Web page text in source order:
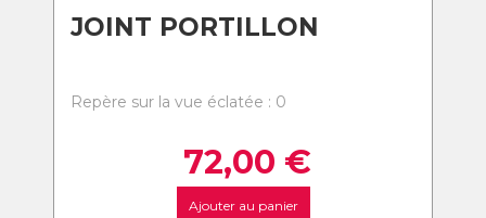
JOINT PORTILLON
Repère sur la vue éclatée : 0
72,00 €
Ajouter au panier